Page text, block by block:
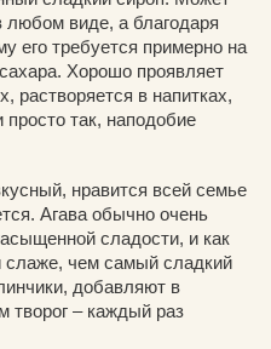
любом виде, а благодаря
его требуется примерно на
Хорошо проявляет
растворяется в напитках,
так, наподобие
нравится всей семье
Агава обычно очень
сладости, и как
слаже, чем самый сладкий
добавляют в
творог – каждый раз